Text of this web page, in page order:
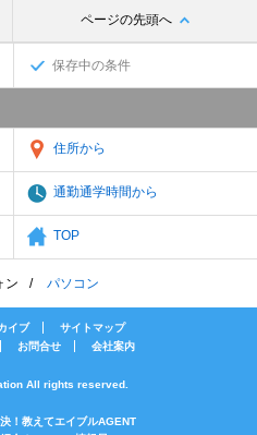
ページの先頭へ
保存中の条件
住所から
通勤通学時間から
TOP
ン パソコン
イブ
サイトマップ
お問合せ 会社案内
All rights reserved.
！教えてエイブルAGENT